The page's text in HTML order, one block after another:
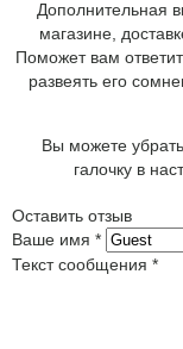
Дополнительная
магазине,
Поможет вам
развеять его
Вы можете
галочку в
Оставить отзыв
Ваше имя *
Текст сообщения *